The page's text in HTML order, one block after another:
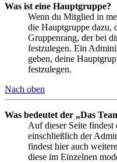
Was ist eine Hauptgruppe?
Wenn du Mitglied in
die Hauptgruppe dazu,
Gruppenrang, der bei
festzulegen. Ein
geben, deine
festzulegen.
Nach oben
Was bedeutet der „Das
Auf dieser Seite findest
einschließlich der
findest hier auch
diese im Einzelnen